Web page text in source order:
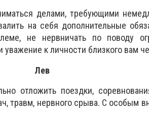
делами, требующими
на себя дополнительные
не нервничать по поводу
к личности близкого вам
Лев
отложить поездки,
травм, нервного срыва. С особым